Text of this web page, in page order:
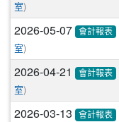
室)
2026-05-07 會計報表
室)
2026-04-21 會計報表
室)
2026-03-13 會計報表